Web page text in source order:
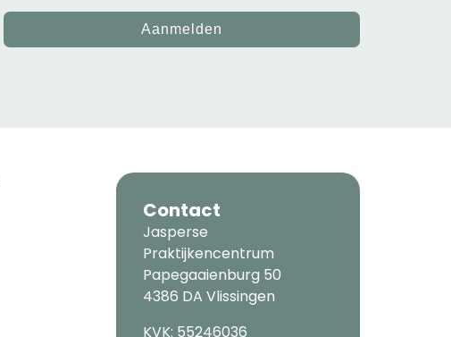
Aanmelden
Contact
Jasperse
Praktijkencentrum
Papegaaienburg 50
4386 DA Vlissingen
KVK: 55246036